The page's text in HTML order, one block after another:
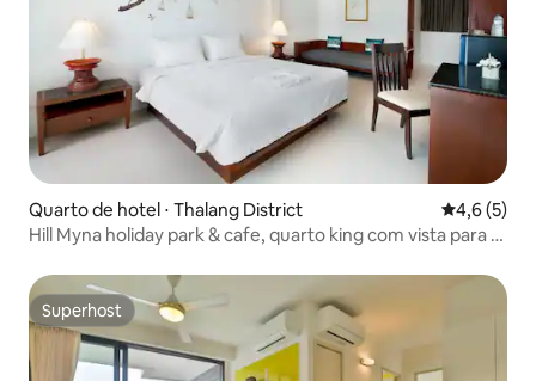
Quarto de hotel ⋅ Thalang District 4,6 de
4,6 (5)
Hill Myna holiday park & cafe, quarto king com vista para a
Superhost
Superhost